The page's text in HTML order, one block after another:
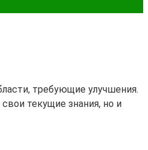
требующие улучшения.
текущие знания, но и